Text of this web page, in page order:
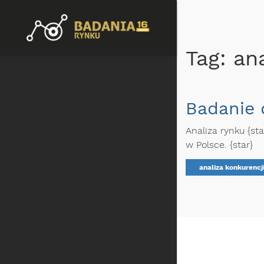
Tag:
Analiza rynku
w Polsce. {star}
analiza konkurencji